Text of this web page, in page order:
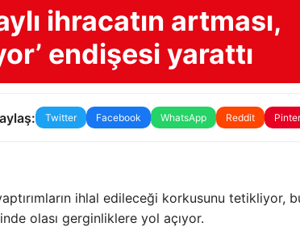
ihracatın artması,
endişesi yarattı
Twitter Facebook WhatsApp Reddit
ihlal edileceği korkusunu tetikliyor,
olası gerginliklere yol açıyor.